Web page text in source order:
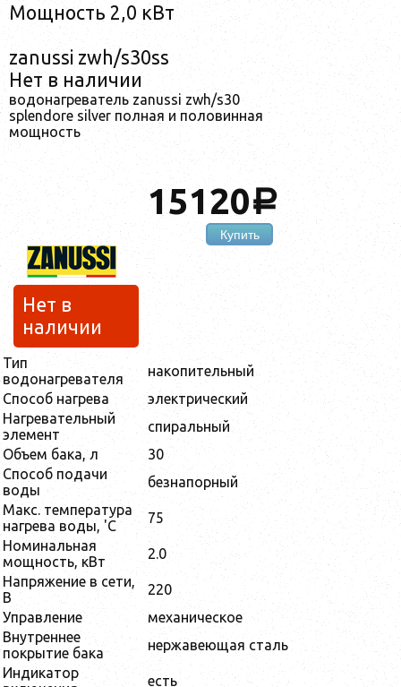
Мощность 2,0 кВт
zanussi zwh/s30ss
Нет в наличии
водонагреватель zanussi zwh/s30
splendore silver полная и половинная
мощность
15120a
Купить
Нет в
наличии
Тип
водонагревателя
накопительный
Способ нагрева
электрический
Нагревательный
элемент
спиральный
Объем бака, л
30
Способ подачи
воды
безнапорный
Макс. температура
нагрева воды, 'С
75
Номинальная
мощность, кВт
2.0
Напряжение в сети,
В
220
Управление
механическое
Внутреннее
покрытие бака
нержавеющая сталь
Индикатор
есть